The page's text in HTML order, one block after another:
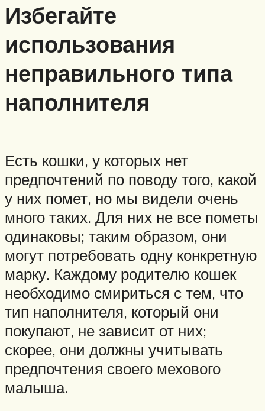
Избегайте
использования
неправильного типа
наполнителя
Есть кошки, у которых нет
предпочтений по поводу того, какой
у них помет, но мы видели очень
много таких. Для них не все пометы
одинаковы; таким образом, они
могут потребовать одну конкретную
марку. Каждому родителю кошек
необходимо смириться с тем, что
тип наполнителя, который они
покупают, не зависит от них;
скорее, они должны учитывать
предпочтения своего мехового
малыша.